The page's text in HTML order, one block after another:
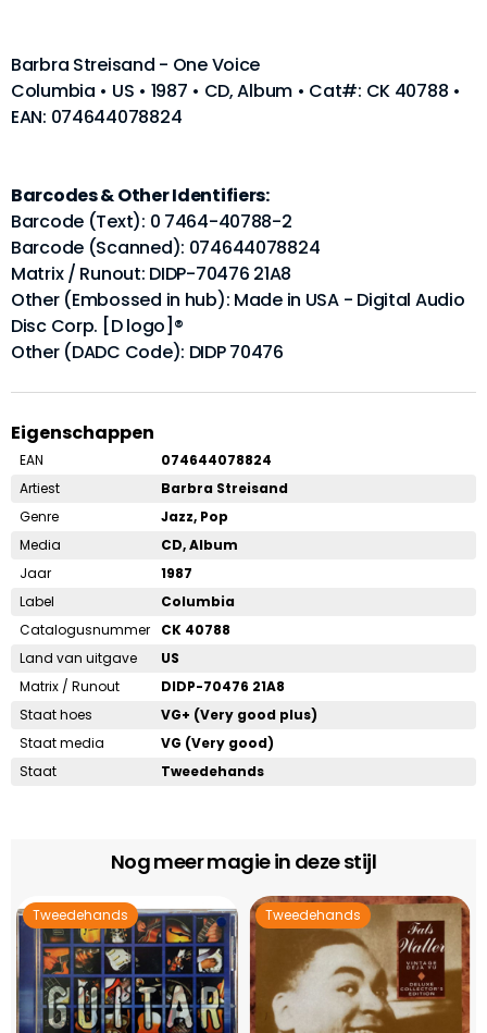
Barbra Streisand - One Voice
Columbia • US • 1987 • CD, Album • Cat#: CK 40788 •
EAN: 074644078824
Barcodes & Other Identifiers:
Barcode (Text): 0 7464-40788-2
Barcode (Scanned): 074644078824
Matrix / Runout: DIDP-70476 21A8
Other (Embossed in hub): Made in USA - Digital Audio
Disc Corp. [D logo]®
Other (DADC Code): DIDP 70476
Eigenschappen
EAN
074644078824
Artiest
Barbra Streisand
Genre
Jazz, Pop
Media
CD, Album
Jaar
1987
Label
Columbia
Catalogusnummer
CK 40788
Land van uitgave
US
Matrix / Runout
DIDP-70476 21A8
Staat hoes
VG+ (Very good plus)
Staat media
VG (Very good)
Staat
Tweedehands
Nog meer magie in deze stijl
Tweedehands Tweedehands